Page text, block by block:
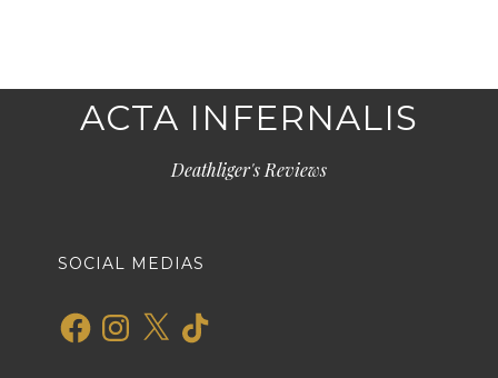
ACTA INFERNALIS
Deathliger's Reviews
SOCIAL MEDIAS
FacebookInstagram
X TikTok